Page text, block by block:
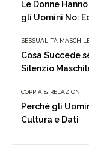
Le Donne
gli Uomini No:
SESSUALITÀ
Cosa Succede
Silenzio
COPPIA & RELAZIONI
Perché gli
Cultura e Dati